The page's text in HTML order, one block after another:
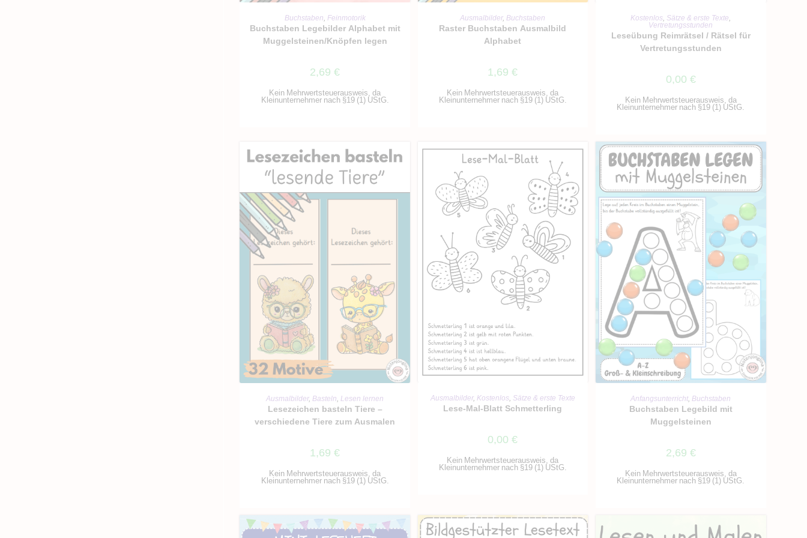
IN DEN WARENKORB
Buchstaben, Feinmotorik
Buchstaben Legebilder Alphabet mit
Muggelsteinen/Knöpfen legen
2,69€
Kein Mehrwertsteuerausweis, da
Kleinunternehmer nach §19 (1) UStG.
IN DEN WARENKORB
Ausmalbilder,Buchstaben
Raster Buchstaben Ausmalbild
Alphabet
1,69€
Kein Mehrwertsteuerausweis, da
Kleinunternehmer nach §19 (1) UStG.
IN DEN WARENKORB
Kostenlos, Sätze & erste Texte,
Vertretungsstunden
Leseübung Reimrätsel / Rätsel für
Vertretungsstunden
0,00 €
Kein Mehrwertsteuerausweis, da
Kleinunternehmer nach §19 (1) UStG.
IN DEN WARENKORB
Ausmalbilder,Basteln,Lesen lernen
Lesezeichen basteln Tiere –
verschiedene Tiere zum Ausmalen
1,69€
Kein Mehrwertsteuerausweis, da
Kleinunternehmer nach §19 (1) UStG.
IN DEN WARENKORB
Ausmalbilder, Kostenlos, Sätze & erste Texte
Lese-Mal-Blatt Schmetterling
0,00€
Kein Mehrwertsteuerausweis, da
Kleinunternehmer nach §19 (1) UStG.
IN DEN WARENKORB
Anfangsunterricht,Buchstaben
Buchstaben Legebild mit
Muggelsteinen
2,69 €
Kein Mehrwertsteuerausweis, da
Kleinunternehmer nach §19 (1) UStG.